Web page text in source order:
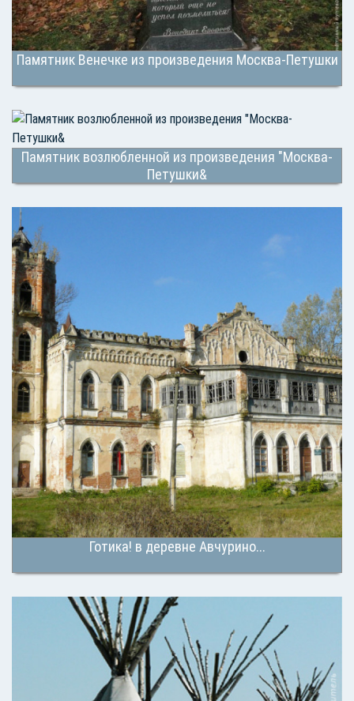
Памятник Венечке из произведения Москва-Петушки
Памятник возлюбленной из произведения "Москва-
Петушки&
Готика! в деревне Авчурино...